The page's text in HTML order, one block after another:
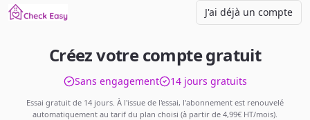
J'ai déjà un compte
Créez votre compte gratuit
Sans engagement 14 jours gratuits
Essai gratuit de 14 jours. À l'issue de l'essai, l'abonnement est renouvelé
automatiquement au tarif du plan choisi (à partir de 4,99€ HT/mois).